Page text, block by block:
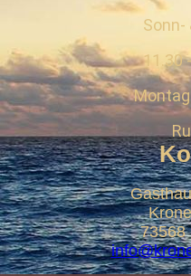
Sonn-
11.30
73568